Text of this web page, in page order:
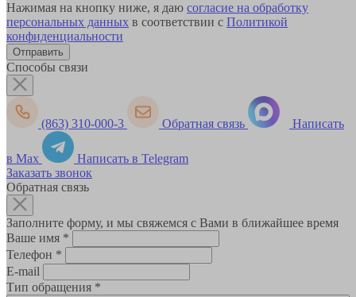
Нажимая на кнопку ниже, я даю согласие на обработку
персональных данных в соответствии с Политикой
конфиденциальности
Способы связи
(863) 310-000-3 Обратная связь Написать
в Max
Написать в Telegram
Заказать звонок
Обратная связь
Заполните форму, и мы свяжемся с Вами в ближайшее время
Ваше имя *
Телефон *
E-mail
Тип обращения *